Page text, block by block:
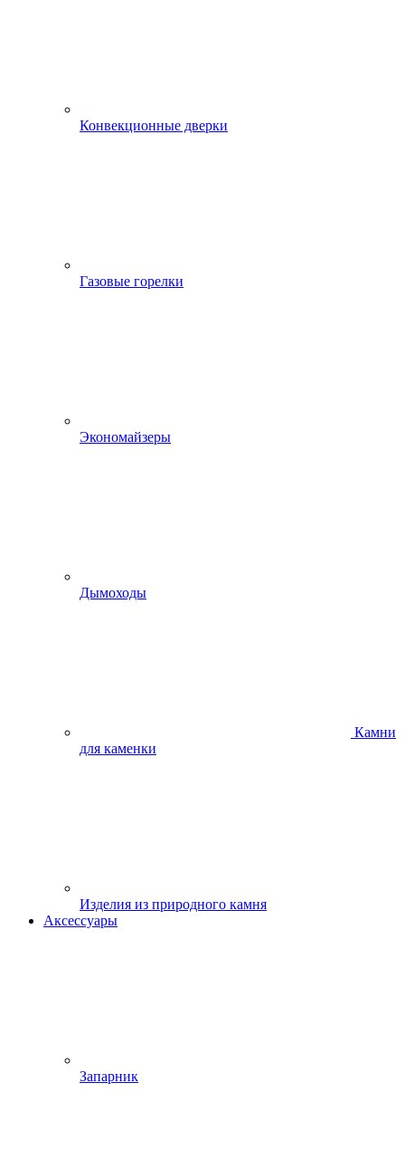
Конвекционные дверки
Газовые горелки
Экономайзеры
Дымоходы
Камни
для каменки
Изделия из природного камня
Аксессуары
Запарник